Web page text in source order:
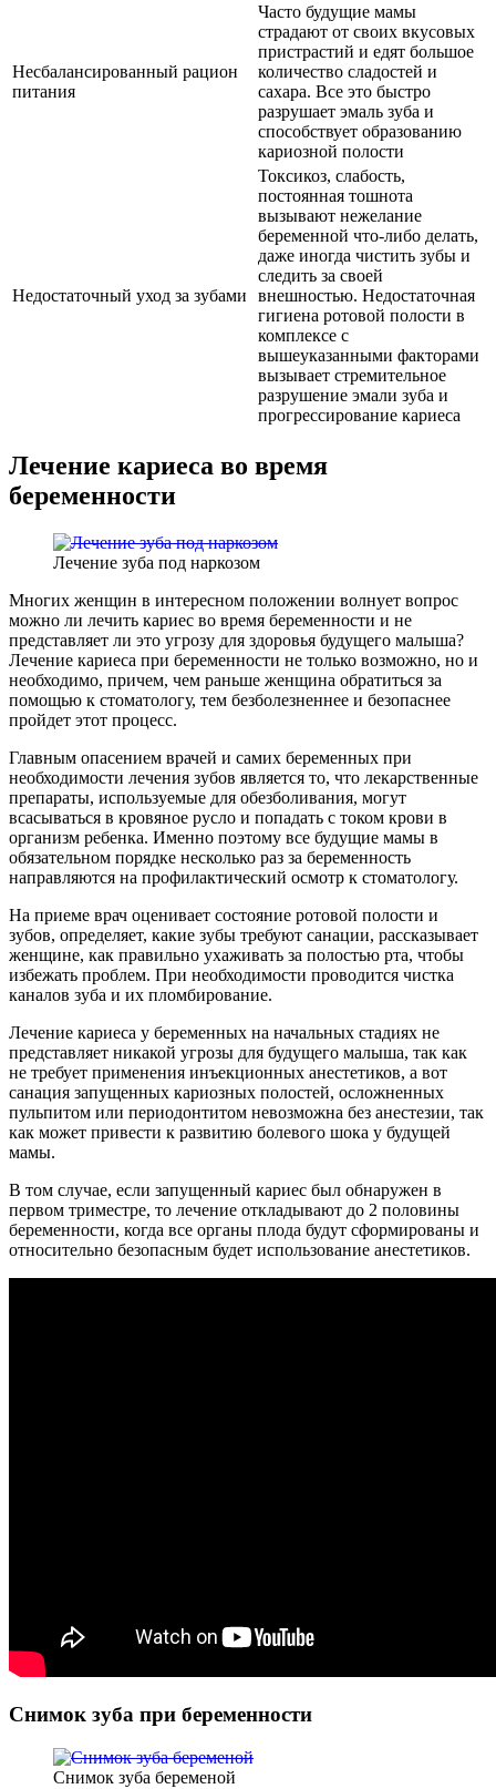
Несбалансированный рацион
питания
Часто будущие мамы
страдают от своих вкусовых
пристрастий и едят большое
количество сладостей и
сахара. Все это быстро
разрушает эмаль зуба и
способствует образованию
кариозной полости
Недостаточный уход за зубами
Токсикоз, слабость,
постоянная тошнота
вызывают нежелание
беременной что-либо делать,
даже иногда чистить зубы и
следить за своей
внешностью. Недостаточная
гигиена ротовой полости в
комплексе с
вышеуказанными факторами
вызывает стремительное
разрушение эмали зуба и
прогрессирование кариеса
Лечение кариеса во время
беременности
Лечение зуба под наркозом
Многих женщин в интересном положении волнует вопрос
можно ли лечить кариес во время беременности и не
представляет ли это угрозу для здоровья будущего малыша?
Лечение кариеса при беременности не только возможно, но и
необходимо, причем, чем раньше женщина обратиться за
помощью к стоматологу, тем безболезненнее и безопаснее
пройдет этот процесс.
Главным опасением врачей и самих беременных при
необходимости лечения зубов является то, что лекарственные
препараты, используемые для обезболивания, могут
всасываться в кровяное русло и попадать с током крови в
организм ребенка. Именно поэтому все будущие мамы в
обязательном порядке несколько раз за беременность
направляются на профилактический осмотр к стоматологу.
На приеме врач оценивает состояние ротовой полости и
зубов, определяет, какие зубы требуют санации, рассказывает
женщине, как правильно ухаживать за полостью рта, чтобы
избежать проблем. При необходимости проводится чистка
каналов зуба и их пломбирование.
Лечение кариеса у беременных на начальных стадиях не
представляет никакой угрозы для будущего малыша, так как
не требует применения инъекционных анестетиков, а вот
санация запущенных кариозных полостей, осложненных
пульпитом или периодонтитом невозможна без анестезии, так
как может привести к развитию болевого шока у будущей
мамы.
В том случае, если запущенный кариес был обнаружен в
первом триместре, то лечение откладывают до 2 половины
беременности, когда все органы плода будут сформированы и
относительно безопасным будет использование анестетиков.
Снимок зуба при беременности
Снимок зуба беременой